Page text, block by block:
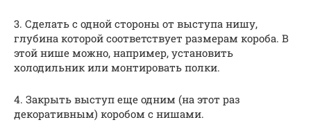
3. Сделать с одной стороны от выступа нишу,
глубина которой соответствует размерам короба. В
этой нише можно, например, установить
холодильник или монтировать полки.
4. Закрыть выступ еще одним (на этот раз
декоративным) коробом с нишами.